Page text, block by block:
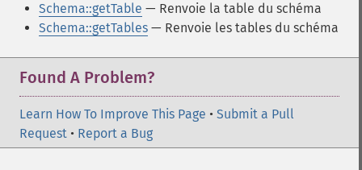
Schema::getTable — Renvoie la table du schéma
Schema::getTables — Renvoie les tables du schéma
Found A Problem?
Learn How To Improve This Page • Submit a Pull
Request • Report a Bug